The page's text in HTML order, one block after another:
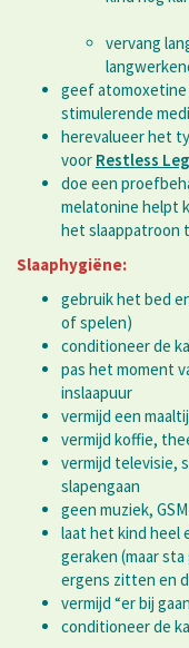
vervang
geef atomoxetine
stimulerende
herevalueer het
voor Restless
doe een
melatonine helpt
het slaappatroon
Slaaphygiëne:
gebruik het bed
of spelen)
conditioneer de
pas het moment
inslaapuur
vermijd een
vermijd koffie,
vermijd televisie,
slapengaan
geen muziek,
laat het kind heel
geraken (maar
ergens zitten en
vermijd “er bij
conditioneer de